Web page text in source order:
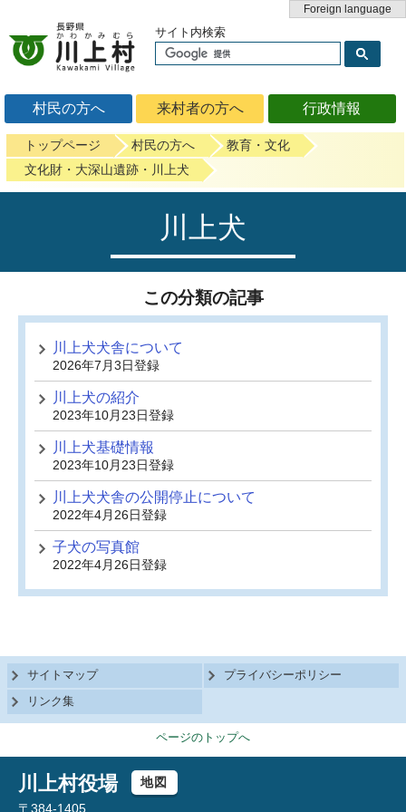
Foreign language
村民の方へ 来村者の方へ 行政情報
サイト内検索
トップページ 村民の方へ
教育・文化
文化財・大深山遺跡・川上犬
川上犬
この分類の記事
川上犬犬舎について
2026年7月3日登録
川上犬の紹介
2023年10月23日登録
川上犬基礎情報
2023年10月23日登録
川上犬犬舎の公開停止について
2022年4月26日登録
子犬の写真館
2022年4月26日登録
サイトマップ
プライバシーポリシー
リンク集
ページのトップへ
川上村役場
地図
〒384-1405